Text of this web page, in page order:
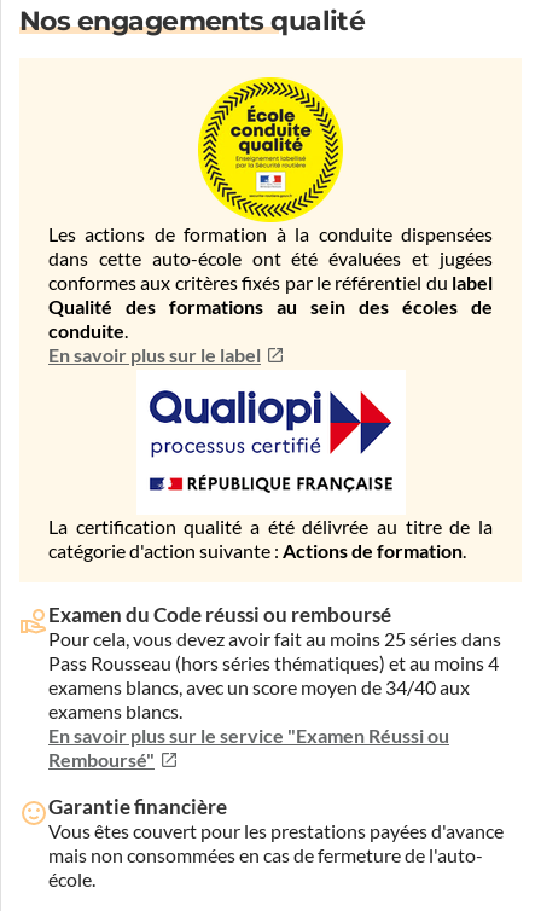
Nos engagements qualité
Les actions de formation à la conduite dispensées
dans cette auto-école ont été évaluées et jugées
conformes aux critères fixés par le référentiel du label
Qualité des formations au sein des écoles de
conduite.
En savoir plus sur le label
La certification qualité a été délivrée au titre de la
catégorie d'action suivante : Actions de formation.
Examen du Code réussi ou remboursé
Pour cela, vous devez avoir fait au moins 25 séries dans
Pass Rousseau (hors séries thématiques) et au moins 4
examens blancs, avec un score moyen de 34/40 aux
examens blancs.
En savoir plus sur le service "Examen Réussi ou
Remboursé"
Garantie financière
Vous êtes couvert pour les prestations payées d'avance
mais non consommées en cas de fermeture de l'auto-
école.